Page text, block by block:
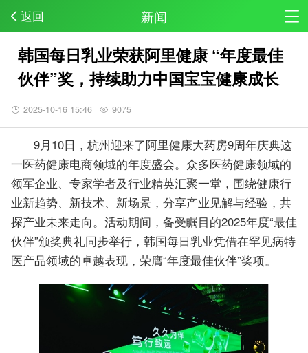
返回 新闻
韩国每日乳业荣获阿里健康 “年度最佳
伙伴”奖，持续助力中国宝宝健康成长​
2025-10-16 15:46 9075
9月10日，杭州迎来了阿里健康大药房9周年庆典这
一医药健康电商领域的年度盛会。众多医药健康领域的
领军企业、专家学者及行业精英汇聚一堂，围绕健康行
业新趋势、新技术、新场景，分享产业见解与经验，共
探产业未来走向。活动期间，备受瞩目的2025年度“最佳
伙伴”颁奖典礼同步举行，韩国每日乳业凭借在罕见病特
医产品领域的卓越表现，荣膺“年度最佳伙伴”奖项。